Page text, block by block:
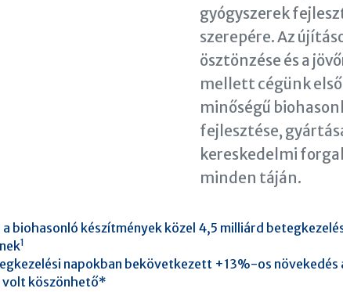
gyógyszerek
szerepére. Az
ösztönzése és a
mellett cégünk
minőségű
fejlesztése,
kereskedelmi
minden táján.
biohasonló készítmények közel 4,5 milliárd
1
napokban bekövetkezett +13%-os növekedés
volt köszönhető*